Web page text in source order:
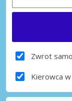
Danderyd,
Zwrot
Kierowca